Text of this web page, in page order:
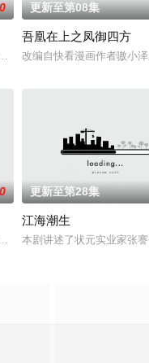
杂局势中坚守初心、勇敢面
霆 饰）与吴老狗（曾舜晞 饰
更新至第08集
吾凰在上之凤御四方
改编自快看漫画作者嗷小
元及第入翰林院的奇女子。
长大以后，林知夏忽然对他
更新至第28集
江海潮生
本剧讲述了状元实业家张